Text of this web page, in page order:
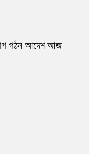
গঠন আদেশ আজ